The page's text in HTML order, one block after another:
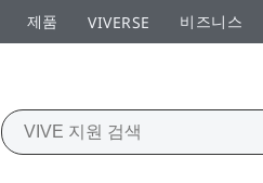
제품 VIVERSE 비즈니스